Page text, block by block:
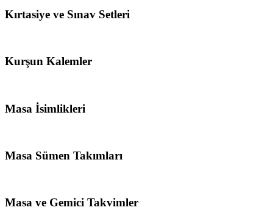
Kırtasiye ve Sınav Setleri
Kurşun Kalemler
Masa İsimlikleri
Masa Sümen Takımları
Masa ve Gemici Takvimler